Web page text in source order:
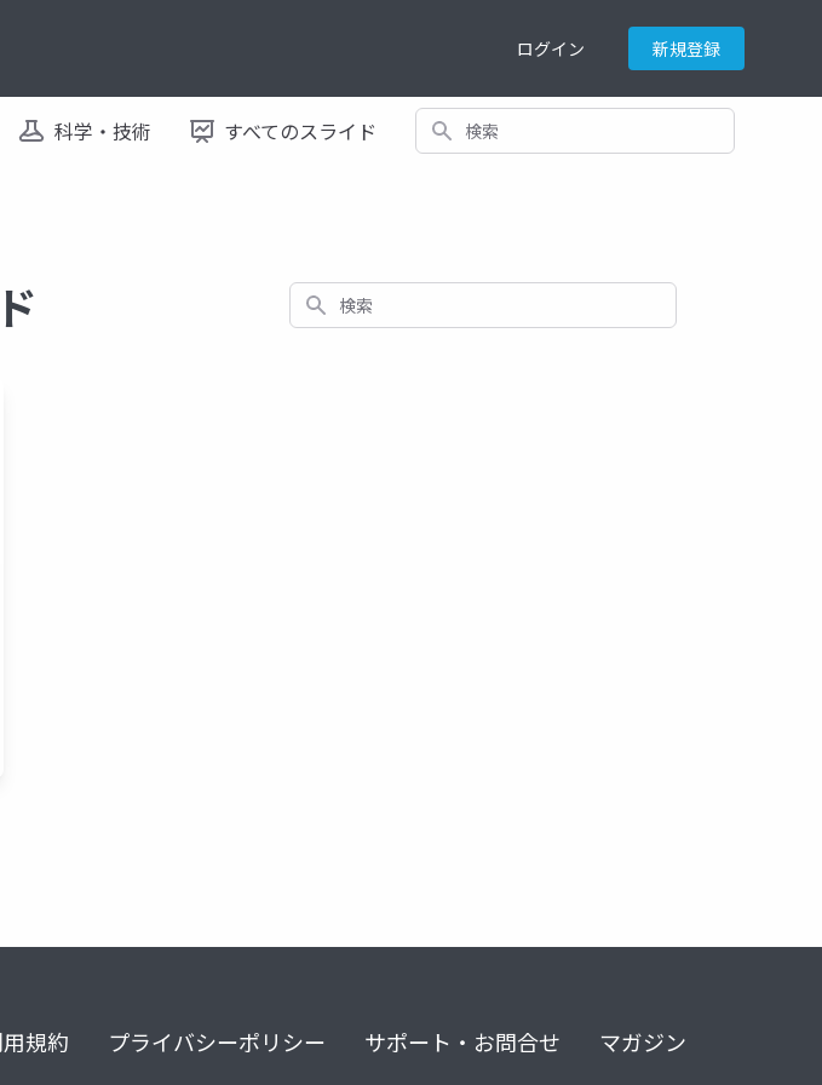
ログイン 新規登録
科学・技術 すべてのスライド 検索
検索
規約 プライバシーポリシー サポート・お問合せ マガジン